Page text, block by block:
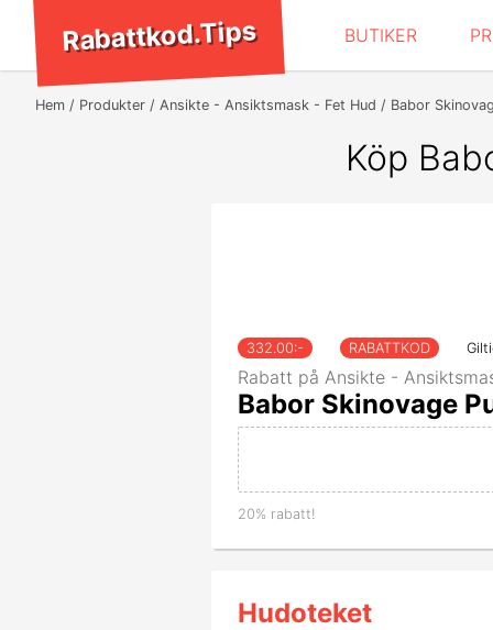
Rabattkod.Tips BUTIKER
Hem Produkter Ansikte - Ansiktsmask - Fet Hud Babor
Köp
332.00:- RABATTKOD
Rabatt på Ansikte -
Babor Skinovage
20% rabatt!
Hudoteket